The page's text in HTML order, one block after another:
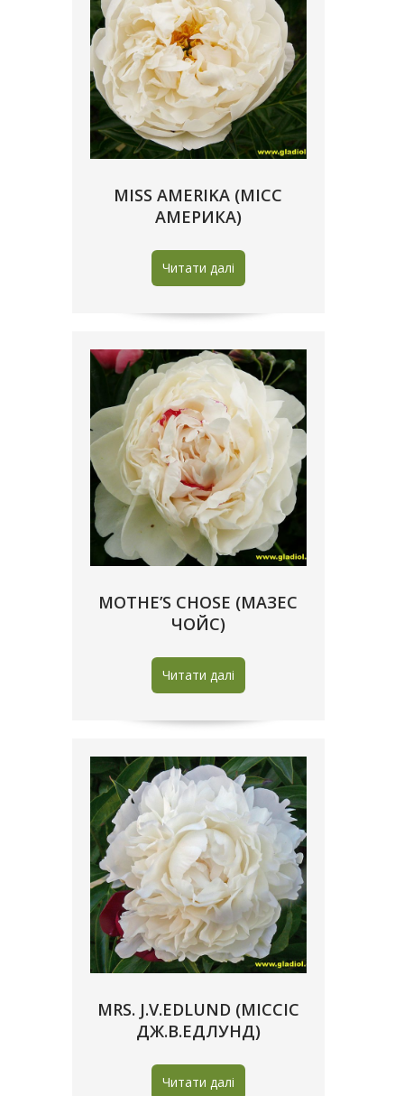
MISS AMERIKA (МІСС
АМЕРИКА)
Читати далі
MOTHE’S CHOSE (МАЗЕС
ЧОЙС)
Читати далі
MRS. J.V.EDLUND (МІССІС
ДЖ.В.ЕДЛУНД)
Читати далі